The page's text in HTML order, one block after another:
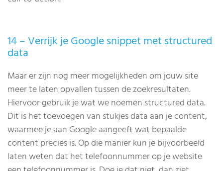
14 – Verrijk je Google snippet met structured
data
Maar er zijn nog meer mogelijkheden om jouw site
meer te laten opvallen tussen de zoekresultaten.
Hiervoor gebruik je wat we noemen structured data.
Dit is het toevoegen van stukjes data aan je content,
waarmee je aan Google aangeeft wat bepaalde
content precies is. Op die manier kun je bijvoorbeeld
laten weten dat het telefoonnummer op je website